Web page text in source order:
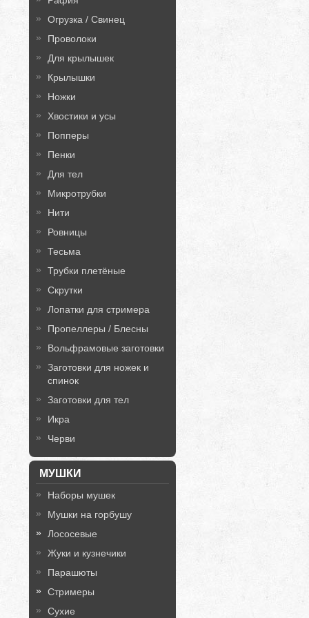
Огрузка / Свинец
Проволоки
Для крылышек
Крылышки
Ножки
Хвостики и усы
Попперы
Пенки
Для тел
Микротрубки
Нити
Ровницы
Тесьма
Трубки плетёные
Скрутки
Лопатки для стримера
Пропеллеры / Блесны
Вольфрамовые заготовки
Заготовки для ножек и
спинок
Заготовки для тел
Икра
Черви
МУШКИ
Наборы мушек
Мушки на горбушу
Лососевые
Жуки и кузнечики
Парашюты
Стримеры
Сухие